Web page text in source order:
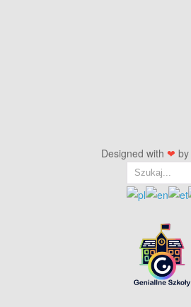
Designed with ❤ by